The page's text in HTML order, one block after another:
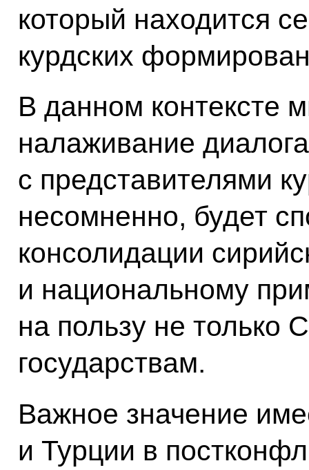
который находится
курдских
В данном контексте
налаживание
с представителями
несомненно, будет
консолидации
и национальному
на пользу не только
государствам.
Важное значение
и Турции в